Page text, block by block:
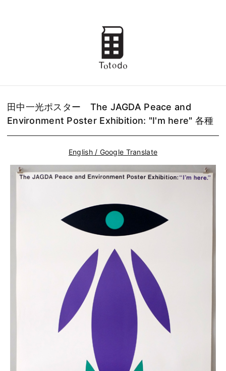
田中一光ポスター The JAGDA Peace and
Environment Poster Exhibition: "I'm here" 各種
English / Google Translate